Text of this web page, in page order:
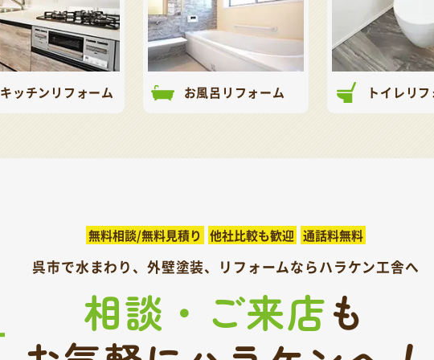
キッチンリフォーム お風呂リフォーム トイレリ
無料相談/無料見積り 他社比較も歓迎 通話料無料
呉市で水まわり、外壁塗装、 リフォームならハラケン工舎へ
相談・ご来店も